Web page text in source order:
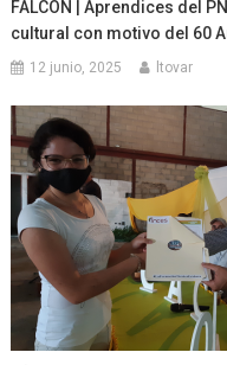
FALCÓN | Aprendices del
cultural con motivo del 60
12 junio, 2025 ltovar